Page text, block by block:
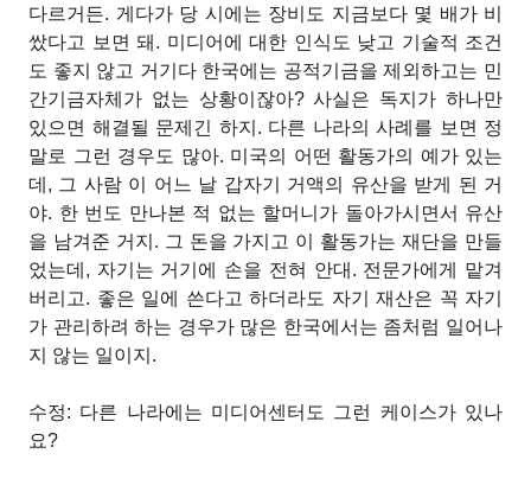
다르거든. 게다가 당 시에는 장비도 지금보다 몇 배가 비
쌌다고 보면 돼. 미디어에 대한 인식도 낮고 기술적 조건
도 좋지 않고 거기다 한국에는 공적기금을 제외하고는 민
간기금자체가 없는 상황이잖아? 사실은 독지가 하나만
있으면 해결될 문제긴 하지. 다른 나라의 사례를 보면 정
말로 그런 경우도 많아. 미국의 어떤 활동가의 예가 있는
데, 그 사람 이 어느 날 갑자기 거액의 유산을 받게 된 거
야. 한 번도 만나본 적 없는 할머니가 돌아가시면서 유산
을 남겨준 거지. 그 돈을 가지고 이 활동가는 재단을 만들
었는데, 자기는 거기에 손을 전혀 안대. 전문가에게 맡겨
버리고. 좋은 일에 쓴다고 하더라도 자기 재산은 꼭 자기
가 관리하려 하는 경우가 많은 한국에서는 좀처럼 일어나
지 않는 일이지.
수정: 다른 나라에는 미디어센터도 그런 케이스가 있나
요?